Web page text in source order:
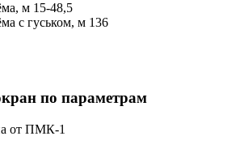
м 15-48,5
с гуськом, м 136
по параметрам